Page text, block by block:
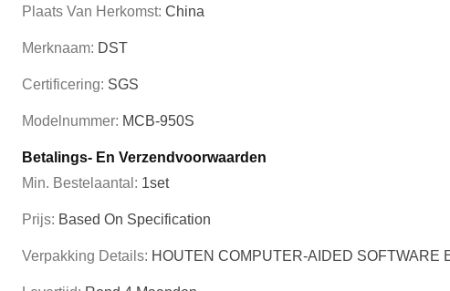
Plaats Van Herkomst: China
Merknaam: DST
Certificering: SGS
Modelnummer: MCB-950S
Betalings- En Verzendvoorwaarden
Min. Bestelaantal: 1set
Prijs: Based On Specification
Verpakking Details: HOUTEN COMPUTER-AIDED SOFTWARE